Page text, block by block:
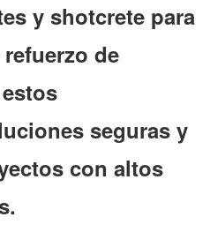
y shotcrete para
de
seguras y
con altos